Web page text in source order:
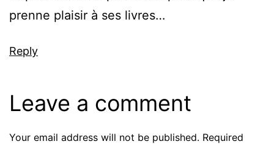
prenne plaisir à ses livres…
Reply
Leave a comment
Your email address will not be published. Required